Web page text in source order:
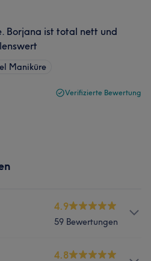
Borjana ist total nett und
Maniküre
Verifizierte Bewertung
4.9
59 Bewertungen
4.8